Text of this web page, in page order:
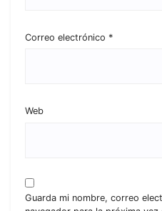
Correo electrónico *
Web
Guarda mi nombre, correo